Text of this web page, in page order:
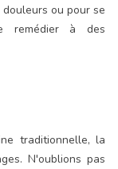
ou pour se
remédier à des
traditionnelle, la
N'oublions pas